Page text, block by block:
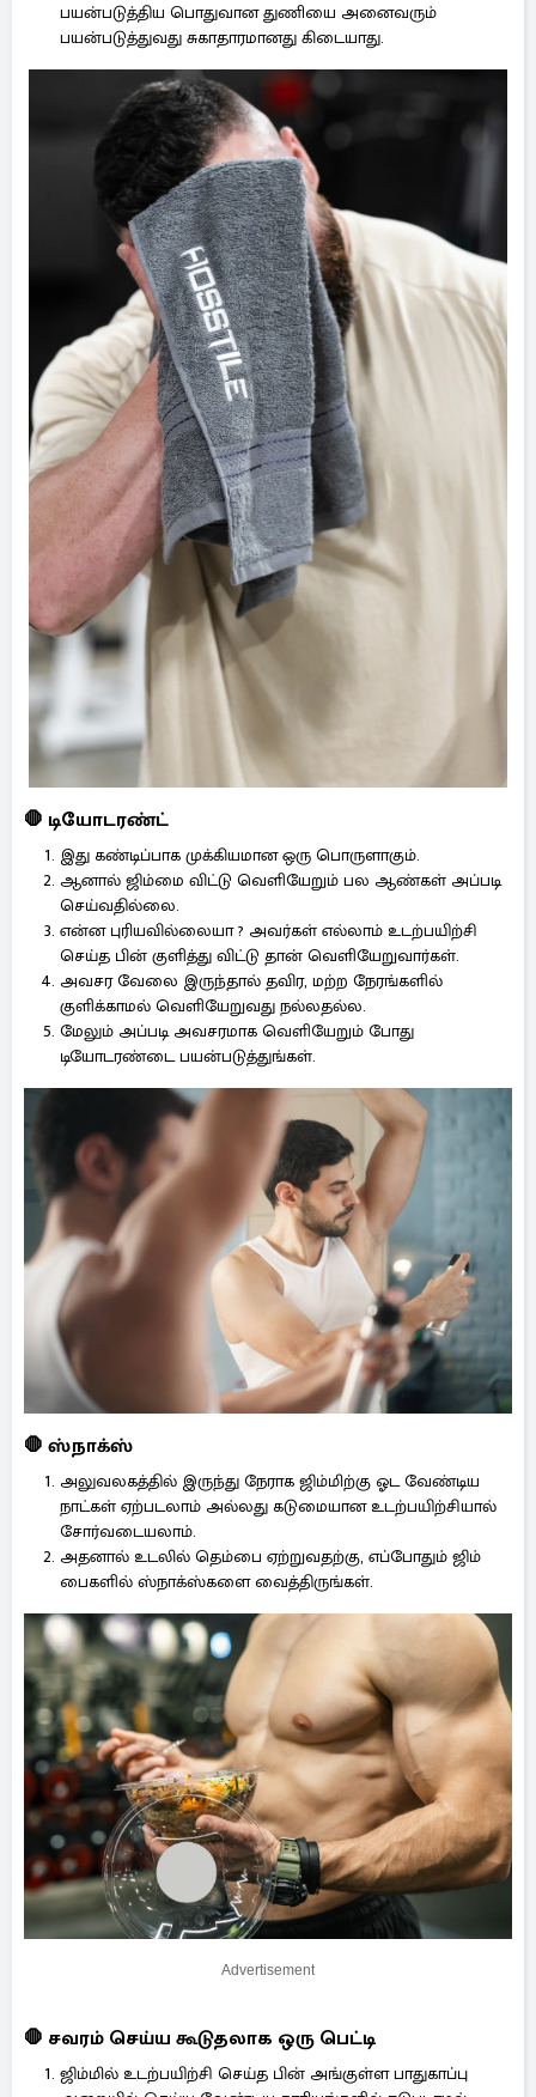
பயன்படுத்திய பொதுவான துணியை அனைவரும்
பயன்படுத்துவது சுகாதாரமானது கிடையாது.
🛑 டியோடரண்ட்
இது கண்டிப்பாக முக்கியமான ஒரு பொருளாகும்.
ஆனால் ஜிம்மை விட்டு வெளியேறும் பல ஆண்கள் அப்படி
செய்வதில்லை.
என்ன புரியவில்லையா ? அவர்கள் எல்லாம் உடற்பயிற்சி
செய்த பின் குளித்து விட்டு தான் வெளியேறுவார்கள்.
அவசர வேலை இருந்தால் தவிர, மற்ற நேரங்களில்
குளிக்காமல் வெளியேறுவது நல்லதல்ல.
மேலும் அப்படி அவசரமாக வெளியேறும் போது
டியோடரண்டை பயன்படுத்துங்கள்.
🛑 ஸ்நாக்ஸ்
அலுவலகத்தில் இருந்து நேராக ஜிம்மிற்கு ஓட வேண்டிய
நாட்கள் ஏற்படலாம் அல்லது கடுமையான உடற்பயிற்சியால்
சோர்வடையலாம்.
அதனால் உடலில் தெம்பை ஏற்றுவதற்கு, எப்போதும் ஜிம்
பைகளில் ஸ்நாக்ஸ்களை வைத்திருங்கள்.
Advertisement
🛑 சவரம் செய்ய கூடுதலாக ஒரு பெட்டி
ஜிம்மில் உடற்பயிற்சி செய்த பின் அங்குள்ள பாதுகாப்பு